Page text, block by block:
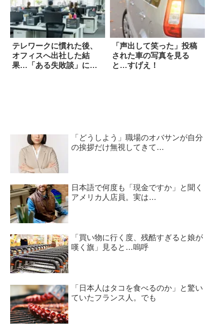
テレワークに慣れた後、
オフィスへ出社した結
果…「ある失敗談」に泣
「声出して笑った」投稿
された車の写真を見る
と…すげえ！
「どうしよう」職場のオバサンが自分
の挨拶だけ無視してきて…
日本語で何度も「現金ですか」と聞く
アメリカ人店員。実は…
「買い物に行く度、残酷すぎると娘が
嘆く旗」見ると…嗚呼
「日本人はタコを食べるのか」と驚い
ていたフランス人。でも